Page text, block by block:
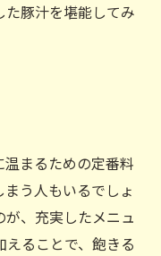
豚汁を堪能してみ
まるための定番料
う人もいるでしょ
、充実したメニュ
ることで、飽きる